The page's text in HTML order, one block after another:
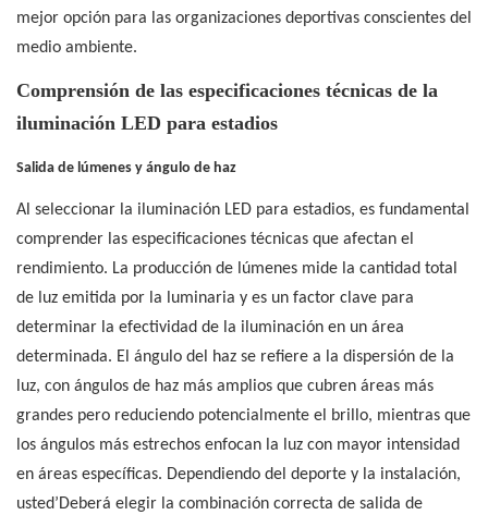
mejor opción para las organizaciones deportivas conscientes del
medio ambiente.
Comprensión de las especificaciones técnicas de la
iluminación LED para estadios
Salida de lúmenes y ángulo de haz
Al seleccionar la iluminación LED para estadios, es fundamental
comprender las especificaciones técnicas que afectan el
rendimiento. La producción de lúmenes mide la cantidad total
de luz emitida por la luminaria y es un factor clave para
determinar la efectividad de la iluminación en un área
determinada. El ángulo del haz se refiere a la dispersión de la
luz, con ángulos de haz más amplios que cubren áreas más
grandes pero reduciendo potencialmente el brillo, mientras que
los ángulos más estrechos enfocan la luz con mayor intensidad
en áreas específicas. Dependiendo del deporte y la instalación,
usted’Deberá elegir la combinación correcta de salida de